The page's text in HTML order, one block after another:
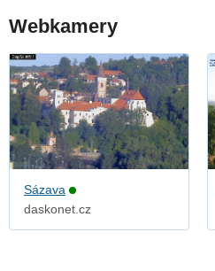
Webkamery
Sázava
daskonet.cz